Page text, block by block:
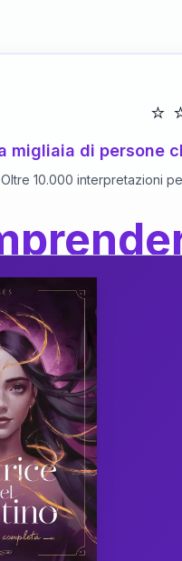
⭐
migliaia di persone
Oltre 10.000 interpretazioni
della tua Matrice
o
✨
del Libro